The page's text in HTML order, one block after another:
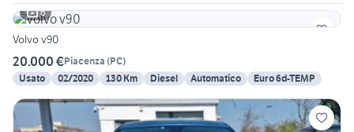
6
Volvo v90
20.000 €Piacenza (PC)
Usato
02/2020 130 Km Diesel Automatico Euro 6d-TEMP